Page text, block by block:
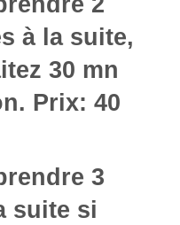
à la suite,
30 mn
Prix: 40
3
suite si